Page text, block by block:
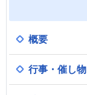
概要
行事・催し物